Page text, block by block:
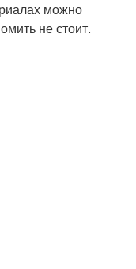
можно
не стоит.